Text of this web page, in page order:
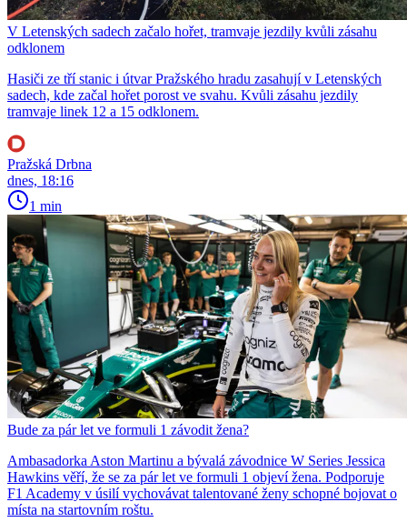
V Letenských sadech začalo hořet, tramvaje jezdily kvůli zásahu
odklonem
Hasiči ze tří stanic i útvar Pražského hradu zasahují v Letenských
sadech, kde začal hořet porost ve svahu. Kvůli zásahu jezdily
tramvaje linek 12 a 15 odklonem.
Pražská Drbna
dnes, 18:16
1 min
Bude za pár let ve formuli 1 závodit žena?
Ambasadorka Aston Martinu a bývalá závodnice W Series Jessica
Hawkins věří, že se za pár let ve formuli 1 objeví žena. Podporuje
F1 Academy v úsilí vychovávat talentované ženy schopné bojovat o
místa na startovním roštu.